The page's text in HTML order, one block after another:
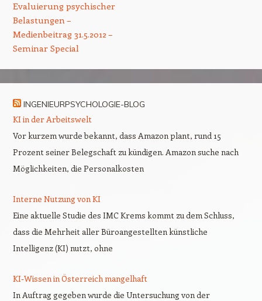
Evaluierung psychischer
Belastungen –
Medienbeitrag 31.5.2012 –
Seminar Special
INGENIEURPSYCHOLOGIE-BLOG
KI in der Arbeitswelt
Vor kurzem wurde bekannt, dass Amazon plant, rund 15
Prozent seiner Belegschaft zu kündigen. Amazon suche nach
Möglichkeiten, die Personalkosten
Interne Nutzung von KI
Eine aktuelle Studie des IMC Krems kommt zu dem Schluss,
dass die Mehrheit aller Büroangestellten künstliche
Intelligenz (KI) nutzt, ohne
KI-Wissen in Österreich mangelhaft
In Auftrag gegeben wurde die Untersuchung von der